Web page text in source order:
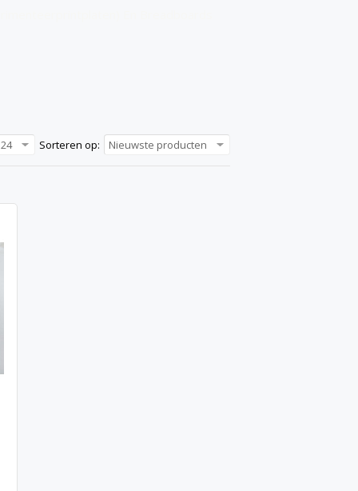
Sorteren op: Nieuwste producten
24